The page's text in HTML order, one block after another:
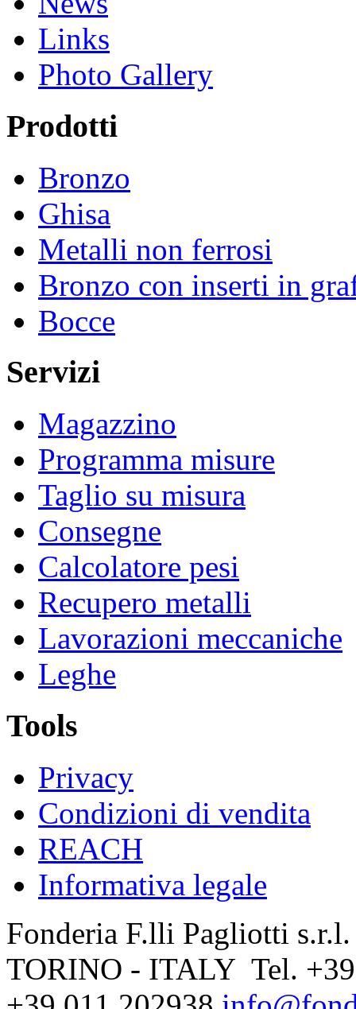
Links
Photo Gallery
Prodotti
Bronzo
Ghisa
Metalli non ferrosi
Bronzo con inserti in
Bocce
Servizi
Magazzino
Programma misure
Taglio su misura
Consegne
Calcolatore pesi
Recupero metalli
Lavorazioni meccaniche
Leghe
Tools
Privacy
Condizioni di vendita
REACH
Informativa legale
Fonderia F.lli Pagliotti
TORINO - ITALY Tel.